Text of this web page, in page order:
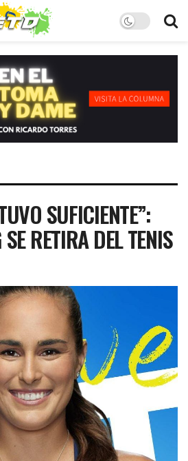
SUFICIENTE”:
RETIRA DEL TENIS